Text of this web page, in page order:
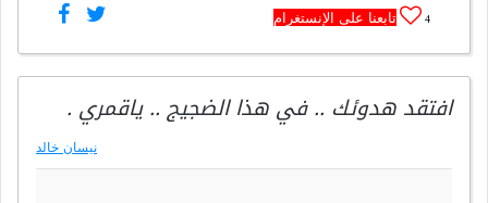
4 تابعنا على الإنستغرام
افتقد هدوئك .. في هذا الضجيج .. ياقمري .
نيسان خالد